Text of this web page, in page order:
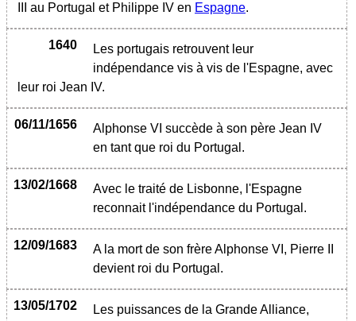
III au Portugal et Philippe IV en Espagne.
1640
Les portugais retrouvent leur
indépendance vis à vis de l'Espagne, avec
leur roi Jean IV.
06/11/1656
Alphonse VI succède à son père Jean IV
en tant que roi du Portugal.
13/02/1668
Avec le traité de Lisbonne, l'Espagne
reconnait l'indépendance du Portugal.
12/09/1683
A la mort de son frère Alphonse VI, Pierre II
devient roi du Portugal.
13/05/1702
Les puissances de la Grande Alliance,